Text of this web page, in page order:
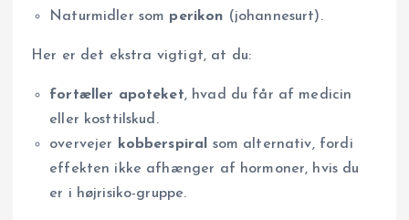
Naturmidler som perikon (johannesurt).
Her er det ekstra vigtigt, at du:
fortæller apoteket, hvad du får af medicin
eller kosttilskud.
overvejer
kobberspiral
som alternativ, fordi
effekten ikke afhænger af hormoner, hvis du
er i højrisiko-gruppe.